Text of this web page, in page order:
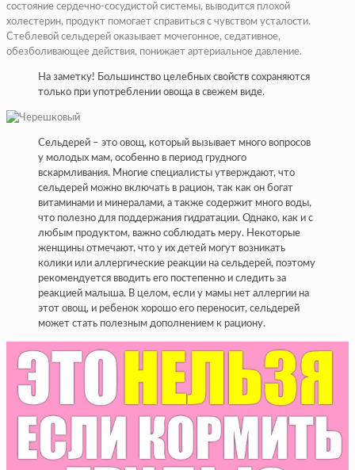
состояние сердечно-сосудистой системы, выводится плохой
холестерин, продукт помогает справиться с чувством усталости.
Стеблевой сельдерей оказывает мочегонное, седативное,
обезболивающее действия, понижает артериальное давление.
На заметку! Большинство целебных свойств сохраняются
только при употреблении овоща в свежем виде.
Сельдерей – это овощ, который вызывает много вопросов
у молодых мам, особенно в период грудного
вскармливания. Многие специалисты утверждают, что
сельдерей можно включать в рацион, так как он богат
витаминами и минералами, а также содержит много воды,
что полезно для поддержания гидратации. Однако, как и с
любым продуктом, важно соблюдать меру. Некоторые
женщины отмечают, что у их детей могут возникать
колики или аллергические реакции на сельдерей, поэтому
рекомендуется вводить его постепенно и следить за
реакцией малыша. В целом, если у мамы нет аллергии на
этот овощ, и ребенок хорошо его переносит, сельдерей
может стать полезным дополнением к рациону.